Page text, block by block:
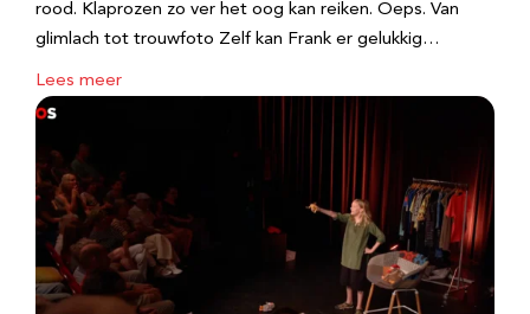
rood. Klaprozen zo ver het oog kan reiken. Oeps. Van
glimlach tot trouwfoto Zelf kan Frank er gelukkig…
Lees meer